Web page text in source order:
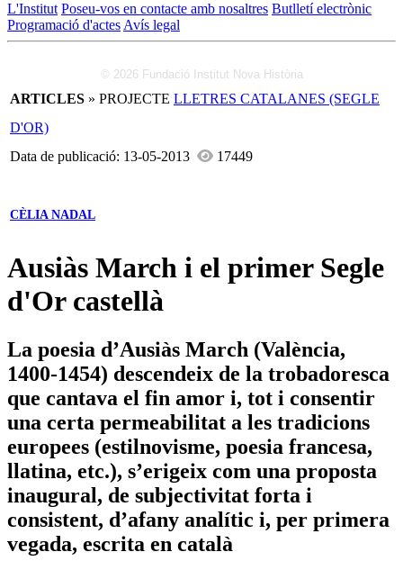
L'Institut Poseu-vos en contacte amb nosaltres Butlletí electrònic
Programació d'actes Avís legal
© 2026 Fundació Institut Nova Història
ARTICLES » PROJECTE LLETRES CATALANES (SEGLE
D'OR)
Data de publicació: 13-05-2013
17449
CÈLIA NADAL
Ausiàs March i el primer Segle
d'Or castellà
La poesia d’Ausiàs March (València,
1400-1454) descendeix de la trobadoresca
que cantava el fin amor i, tot i consentir
una certa permeabilitat a les tradicions
europees (estilnovisme, poesia francesa,
llatina, etc.), s’erigeix com una proposta
inaugural, de subjectivitat forta i
consistent, d’afany analític i, per primera
vegada, escrita en català